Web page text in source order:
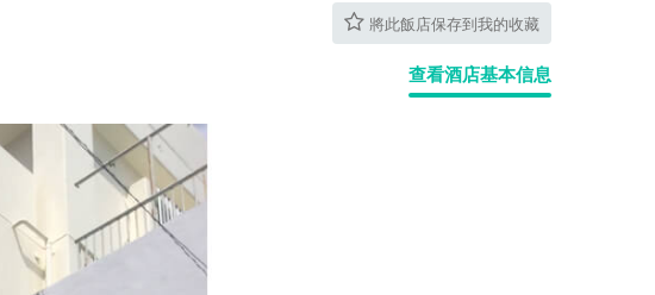
將此飯店保存到我的收藏
查看酒店基本信息